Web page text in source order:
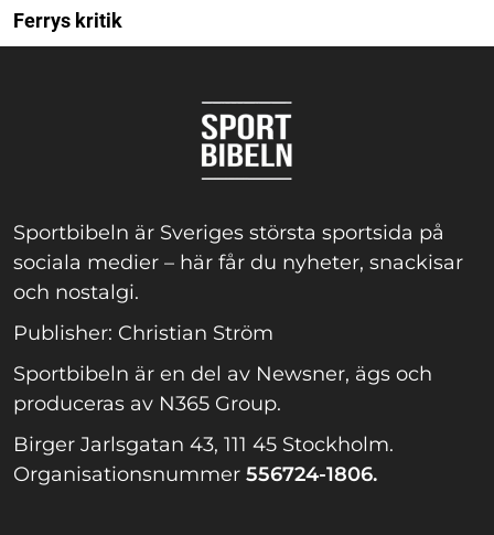
Ferrys kritik
Sportbibeln är Sveriges största sportsida på
sociala medier – här får du nyheter, snackisar
och nostalgi.
Publisher: Christian Ström
Sportbibeln är en del av Newsner, ägs och
produceras av N365 Group.
Birger Jarlsgatan 43, 111 45 Stockholm.
Organisationsnummer 556724-1806.